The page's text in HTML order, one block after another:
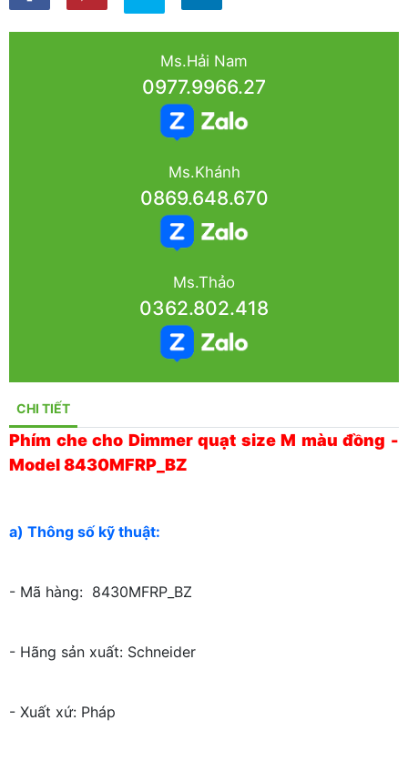
Ms.Hải Nam
0977.9966.27
Ms.Khánh
0869.648.670
Ms.Thảo
0362.802.418
CHI TIẾT
Phím che cho Dimmer quạt size M màu đồng -
Model 8430MFRP_BZ
a) Thông số kỹ thuật:
- Mã hàng: 8430MFRP_BZ
- Hãng sản xuất: Schneider
- Xuất xứ: Pháp